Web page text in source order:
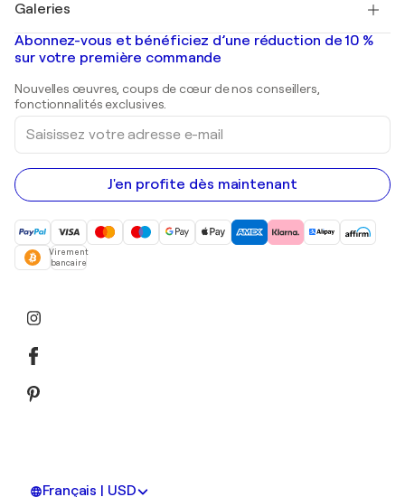
Banksy
Mr. Brainwash
Shepard Fairey
Tableaux abstraits à vendre
Peintures de paysage
Estampes
Peintures acryliques
Galeries
Galeries d'art en France
Galeries d'art en Belgique
Abonnez-vous et bénéficiez d’une réduction de 10 %
sur votre première commande
Nouvelles œuvres, coups de cœur de nos conseillers,
fonctionnalités exclusives.
Saisissez
votre
adresse
e-
mail
J'en profite dès maintenant
Virement
bancaire
Français | USD